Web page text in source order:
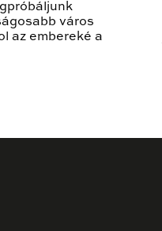
város
az embereké a